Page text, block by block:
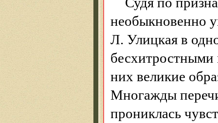
необыкновенно
Л. Улицкая в
них великие
Многажды
прониклась